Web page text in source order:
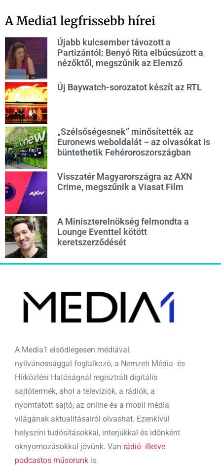
A Media1 legfrissebb hírei
Újabb kulcsember távozott a
Partizántól: Benyó Rita elbúcsúzott a
nézőktől, megszűnik az Elemző
Új Baywatch-sorozatot készít az RTL
„Szélsőségesnek” minősítették az
Euronews weboldalát – az olvasókat is
büntethetik Fehéroroszországban
Visszatér Magyarországra az AXN
Crime, megszűnik a Viasat Film
A Miniszterelnökség felmondta a
Lounge Eventtel kötött
keretszerződését
A Media1 elsődlegesen médiával,
nyilvánossággal foglalkozó, a Nemzeti Média- és
Hírközlési Hatóságnál regisztrált digitális
sajtótermék, ahol a televíziók, a rádiók, a
nyomtatott sajtó, az online és a mobil média
világának aktualitásairól olvashat. Ezenkívül
helyszíni tudósításokkal, interjúkkal és időnként
oknyomozásokkal jövünk. Van rádió- illetve
podcastos műsorunk is.